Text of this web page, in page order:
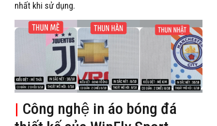
nhất khi sử dụng.
| Công nghệ in áo bóng đá